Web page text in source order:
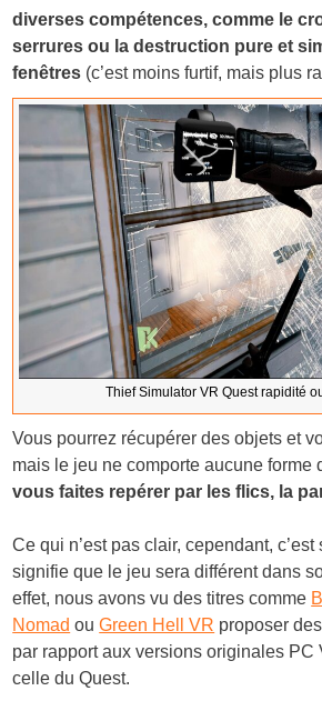
diverses compétences, comme le
serrures ou la destruction pure et
fenêtres (c’est moins furtif, mais plus
Thief Simulator VR Quest rapidité
Vous pourrez récupérer des objets et
mais le jeu ne comporte aucune forme
vous faites repérer par les flics, la
Ce qui n’est pas clair, cependant,
signifie que le jeu sera différent dans
effet, nous avons vu des titres comme
Nomad ouGreen Hell VR proposer
par rapport aux versions originales PC
celle du Quest.